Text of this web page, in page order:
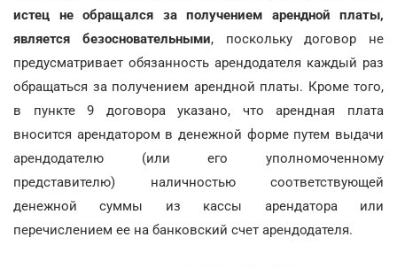
истец не обращался за получением арендной платы,
является безосновательными, поскольку договор не
предусматривает обязанность арендодателя каждый раз
обращаться за получением арендной платы. Кроме того,
в пункте 9 договора указано, что арендная плата
вносится арендатором в денежной форме путем выдачи
арендодателю (или его уполномоченному
представителю) наличностью соответствующей
денежной суммы из кассы арендатора или
перечислением ее на банковский счет арендодателя.